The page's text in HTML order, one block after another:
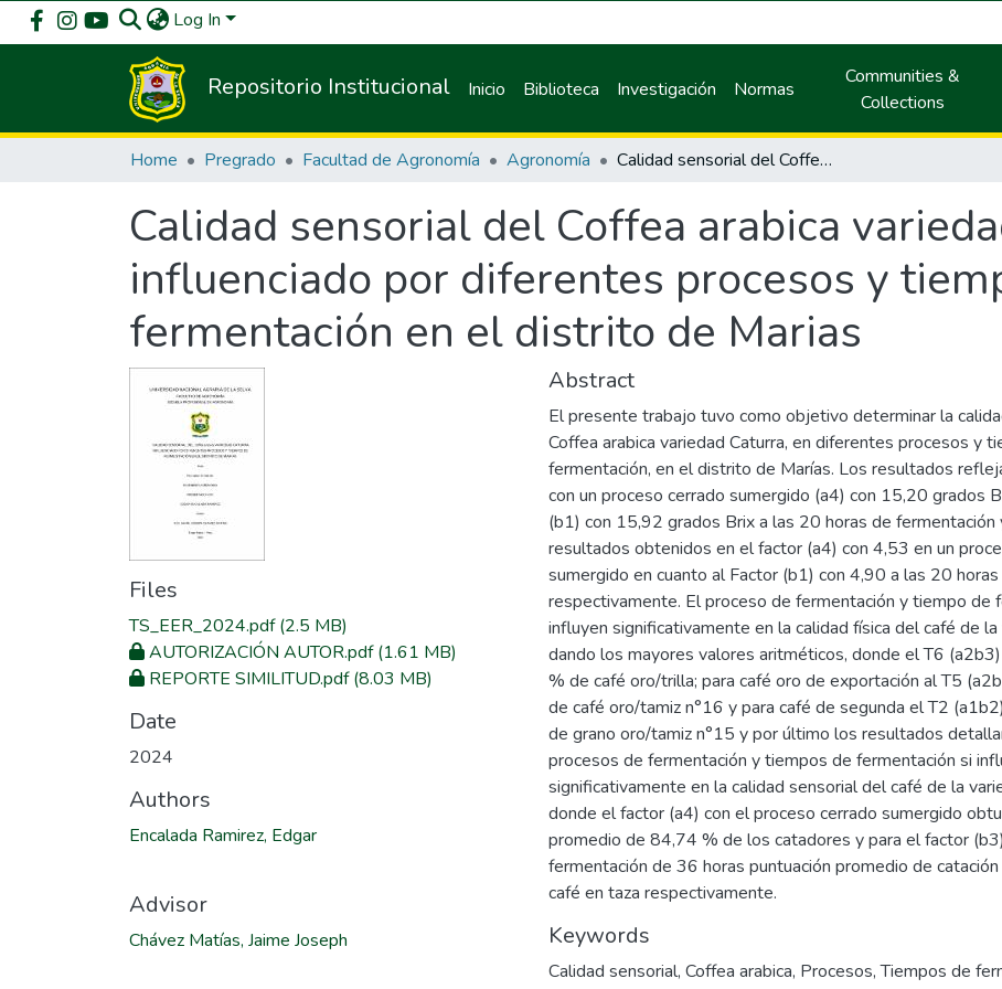
Log In
Repositorio Institucional Inicio Biblioteca Investigación Normas
Communities &
Collections
Home Pregrado Facultad de Agronomía Agronomía Calidad sensorial del Coffea arabica variedad caturra influenciado por diferentes procesos y tiempos de fermentación en el distrito de Marias
Calidad sensorial del Coffea arabica
influenciado por diferentes procesos y
fermentación en el distrito de Marias
Files
TS_EER_2024.pdf(2.5 MB)
AUTORIZACIÓN AUTOR.pdf(1.61 MB)
REPORTE SIMILITUD.pdf(8.03 MB)
Date
2024
Authors
Encalada Ramirez, Edgar
Advisor
Chávez Matías, Jaime Joseph
Abstract
El presente trabajo tuvo como objetivo determinar la
Coffea arabica variedad Caturra, en diferentes procesos y
fermentación, en el distrito de Marías. Los resultados
con un proceso cerrado sumergido (a4) con 15,20 grados
(b1) con 15,92 grados Brix a las 20 horas de fermentación
resultados obtenidos en el factor (a4) con 4,53 en un
sumergido en cuanto al Factor (b1) con 4,90 a las 20
respectivamente. El proceso de fermentación y tiempo de
influyen significativamente en la calidad física del café de la
dando los mayores valores aritméticos, donde el T6
% de café oro/trilla; para café oro de exportación al T5
de café oro/tamiz n°16 y para café de segunda el T2
de grano oro/tamiz n°15 y por último los resultados
procesos de fermentación y tiempos de fermentación si
significativamente en la calidad sensorial del café de la
donde el factor (a4) con el proceso cerrado sumergido
promedio de 84,74 % de los catadores y para el factor
fermentación de 36 horas puntuación promedio de
café en taza respectivamente.
Keywords
Calidad sensorial, Coffea arabica, Procesos,Tiempos de